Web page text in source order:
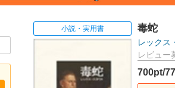
小説・実用書 毒蛇
レックス
レビュー
700pt/